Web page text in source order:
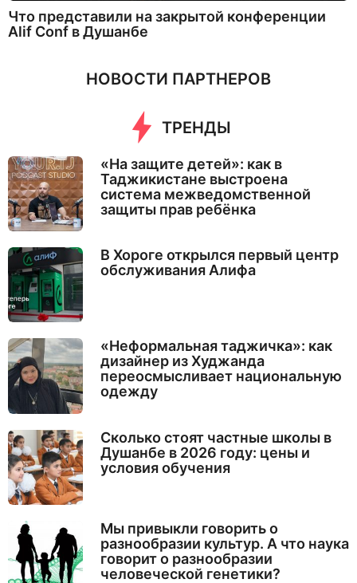
Что представили на закрытой конференции
Alif Conf в Душанбе
НОВОСТИ ПАРТНЕРОВ
ТРЕНДЫ
«На защите детей»: как в
Таджикистане выстроена
система межведомственной
защиты прав ребёнка
В Хороге открылся первый центр
обслуживания Алифа
«Неформальная таджичка»: как
дизайнер из Худжанда
переосмысливает национальную
одежду
Сколько стоят частные школы в
Душанбе в 2026 году: цены и
условия обучения
Мы привыкли говорить о
разнообразии культур. А что наука
говорит о разнообразии
человеческой генетики?